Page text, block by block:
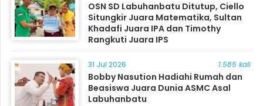
OSN SD Labuhanbatu Ditutup, Ciello
Situngkir Juara Matematika, Sultan
Khadafi Juara IPA dan Timothy
Rangkuti Juara IPS
31 Jul 2026 1.585 kali
Bobby Nasution Hadiahi Rumah dan
Beasiswa Juara Dunia ASMC Asal
Labuhanbatu